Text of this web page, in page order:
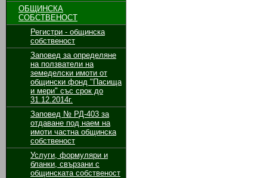
ОБЩИНСКА
СОБСТВЕНОСТ
Регистри - общинска
собственост
Заповед за определяне
на ползватели на
земеделски имоти от
общински фонд "Пасища
и мери" със срок до
31.12.2014г.
Заповед № РД-403 за
отдаване под наем на
имоти частна общинска
собственост
Услуги, формуляри и
бланки, свързани с
общинската собственост